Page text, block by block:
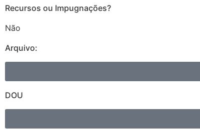
Recursos ou Impugnações? ​
Não
Arquivo:
DOU